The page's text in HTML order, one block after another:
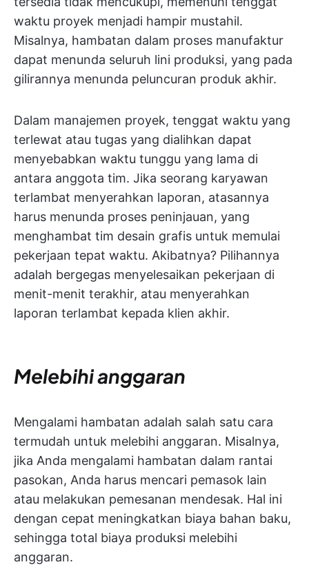
waktu proyek menjadi hampir mustahil.
Misalnya, hambatan dalam proses manufaktur
dapat menunda seluruh lini produksi, yang pada
gilirannya menunda peluncuran produk akhir.
Dalam manajemen proyek, tenggat waktu yang
terlewat atau tugas yang dialihkan dapat
menyebabkan waktu tunggu yang lama di
antara anggota tim. Jika seorang karyawan
terlambat menyerahkan laporan, atasannya
harus menunda proses peninjauan, yang
menghambat tim desain grafis untuk memulai
pekerjaan tepat waktu. Akibatnya? Pilihannya
adalah bergegas menyelesaikan pekerjaan di
menit-menit terakhir, atau menyerahkan
laporan terlambat kepada klien akhir.
Melebihi anggaran
Mengalami hambatan adalah salah satu cara
termudah untuk melebihi anggaran. Misalnya,
jika Anda mengalami hambatan dalam rantai
pasokan, Anda harus mencari pemasok lain
atau melakukan pemesanan mendesak. Hal ini
dengan cepat meningkatkan biaya bahan baku,
sehingga total biaya produksi melebihi
anggaran.